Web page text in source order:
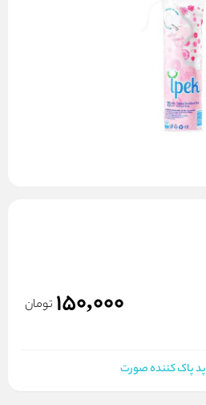
150,000 تومان
پد پاک کننده صورت